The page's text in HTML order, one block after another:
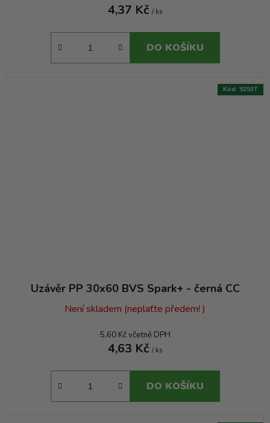
4,37 Kč / ks
DO KOŠÍKU
Uzávěr PP 30x60 BVS Spark+ - černá CC
Není skladem (neplaťte předem! )
5,60 Kč včetně DPH
4,63 Kč / ks
DO KOŠÍKU
Kód: 9253T